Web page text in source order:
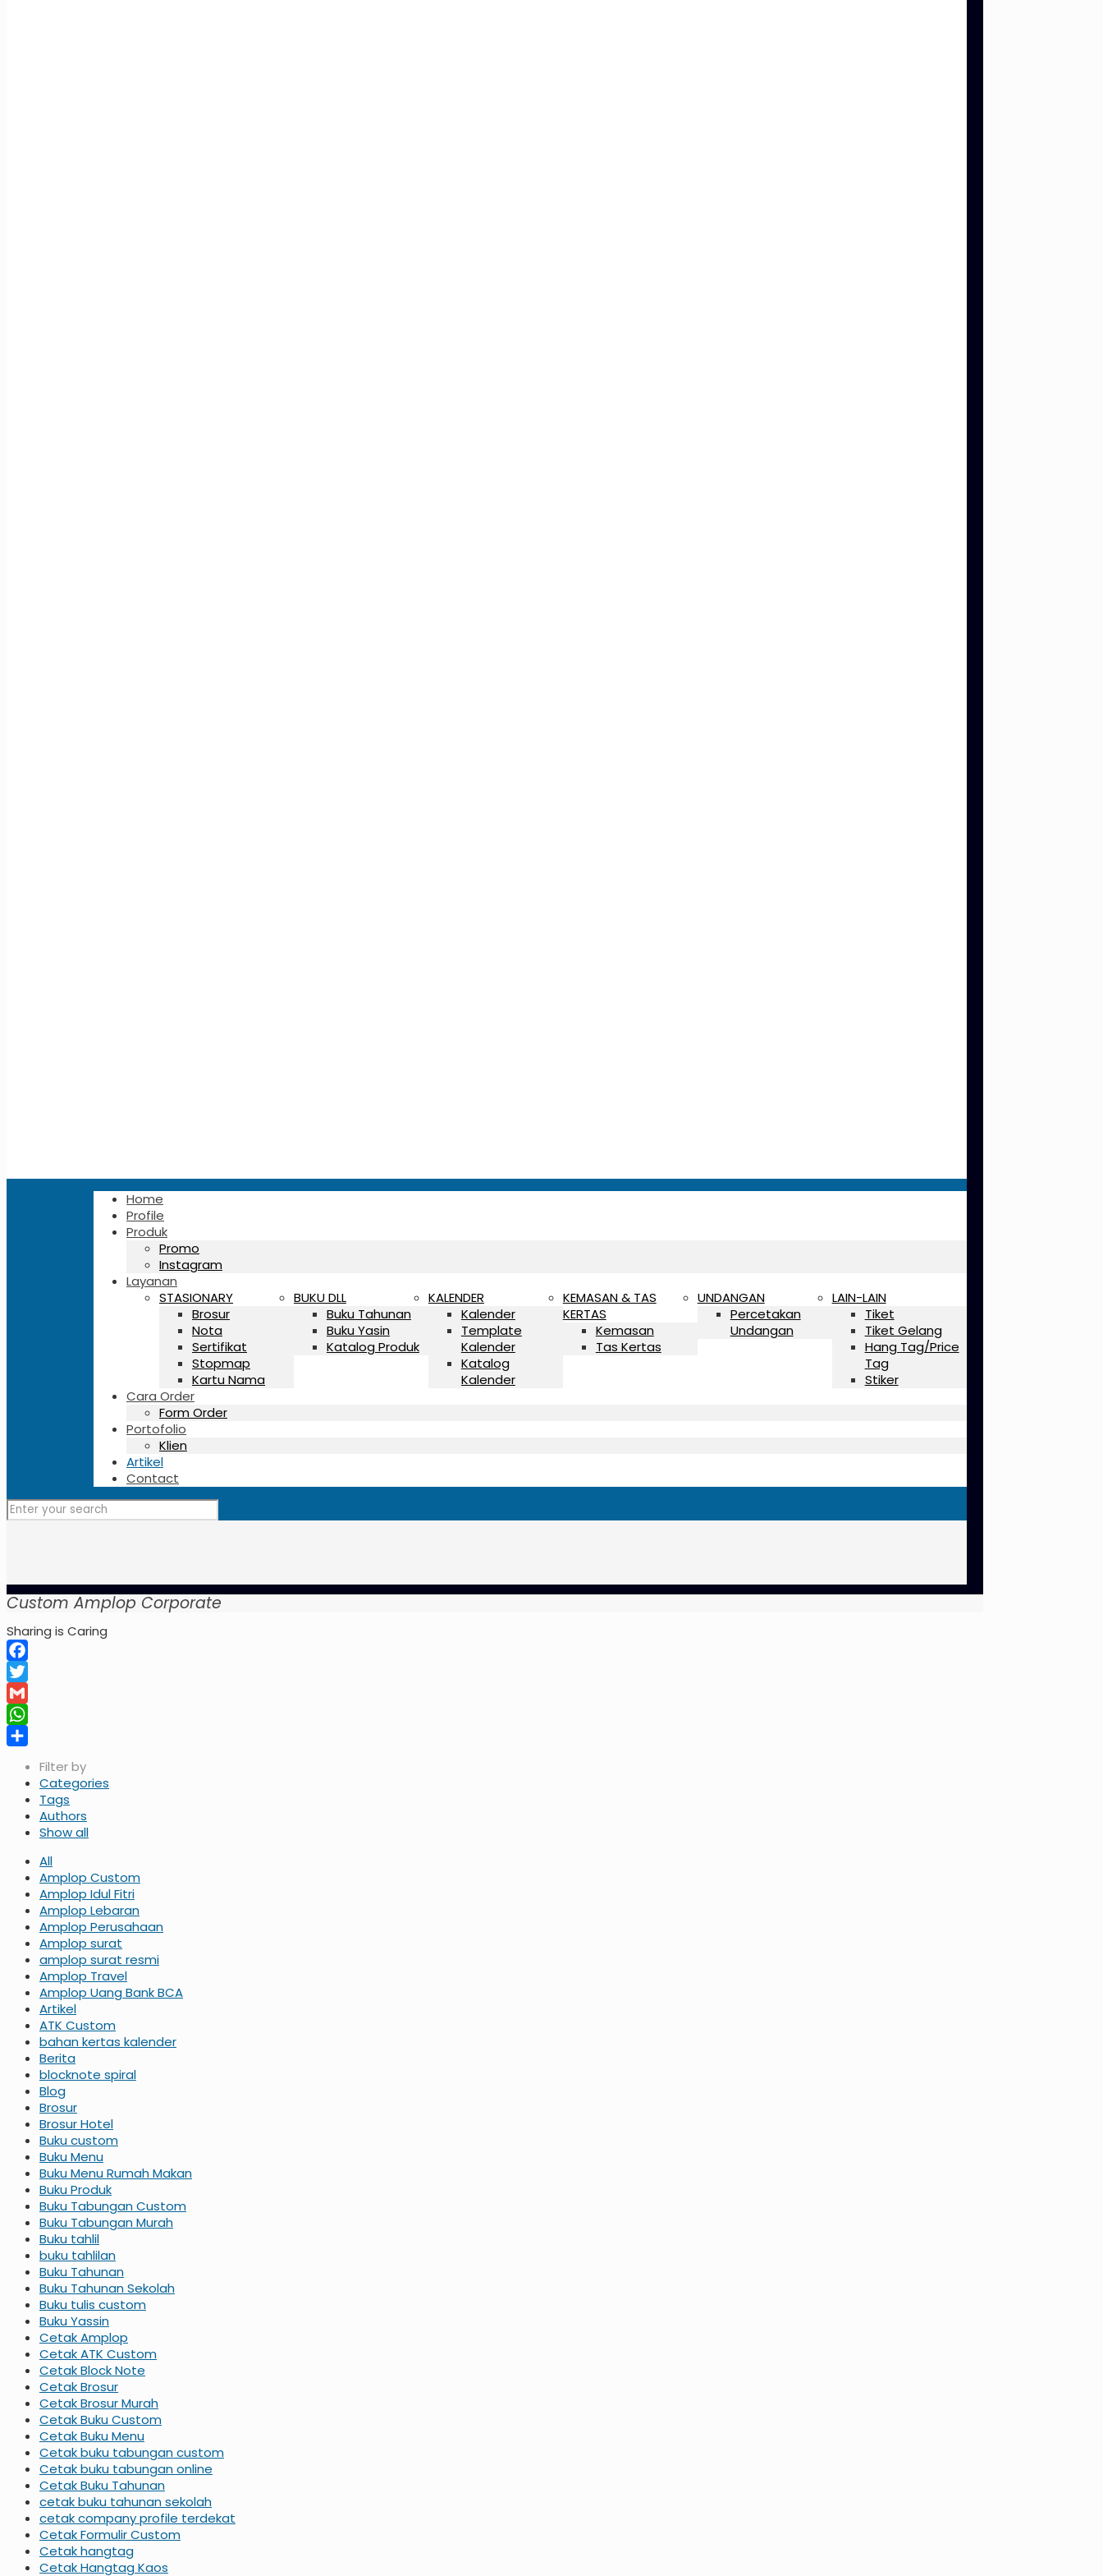
Home
Profile
Produk
Promo
Instagram
Layanan
STASIONARY
Brosur
Nota
Sertifikat
Stopmap
Kartu Nama
BUKU DLL
Buku Tahunan
Buku Yasin
Katalog Produk
KALENDER
Kalender
Template
Kalender
Katalog
Kalender
KEMASAN & TAS
KERTAS
Kemasan
Tas Kertas
UNDANGAN
Percetakan
Undangan
LAIN-LAIN
Tiket
Tiket Gelang
Hang Tag/Price
Tag
Stiker
Cara Order
Form Order
Portofolio
Klien
Artikel
Contact
Custom Amplop Corporate
Sharing is Caring
Facebook
Twitter
Gmail
WhatsApp
Filter by
Categories
Tags
Authors
Show all
All
Amplop Custom
Amplop Idul Fitri
Amplop Lebaran
Amplop Perusahaan
Amplop surat
amplop surat resmi
Amplop Travel
Amplop Uang Bank BCA
Artikel
ATK Custom
bahan kertas kalender
Berita
blocknote spiral
Blog
Brosur
Brosur Hotel
Buku custom
Buku Menu
Buku Menu Rumah Makan
Buku Produk
Buku Tabungan Custom
Buku Tabungan Murah
Buku tahlil
buku tahlilan
Buku Tahunan
Buku Tahunan Sekolah
Buku tulis custom
Buku Yassin
Cetak Amplop
Cetak ATK Custom
Cetak Block Note
Cetak Brosur
Cetak Brosur Murah
Cetak Buku Custom
Cetak Buku Menu
Cetak buku tabungan custom
Cetak buku tabungan online
Cetak Buku Tahunan
cetak buku tahunan sekolah
cetak company profile terdekat
Cetak Formulir Custom
Cetak hangtag
Cetak Hangtag Kaos